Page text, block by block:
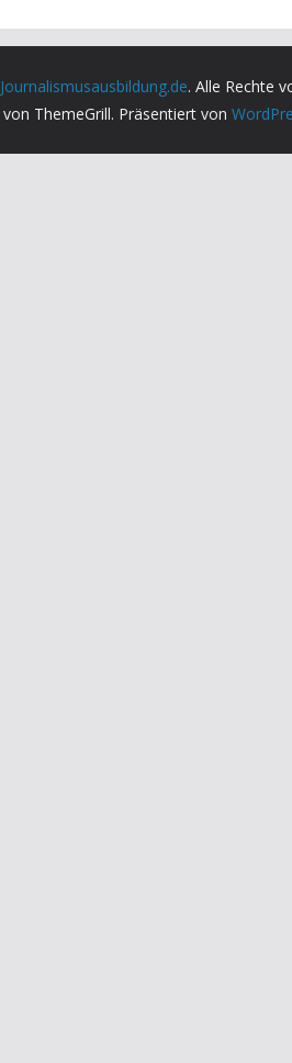
Journalismusausbildung.de. Alle Rechte
von ThemeGrill. Präsentiert von